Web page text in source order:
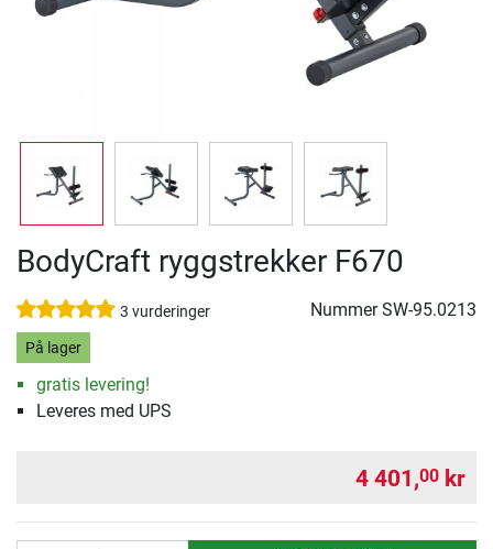
BodyCraft ryggstrekker F670
3 vurderinger NummerSW-95.0213
På lager
gratis levering!
Leveres med UPS
4 401,00 kr